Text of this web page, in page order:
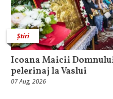
Știri
Icoana Maicii
pelerinaj la Vaslui
07 Aug, 2026